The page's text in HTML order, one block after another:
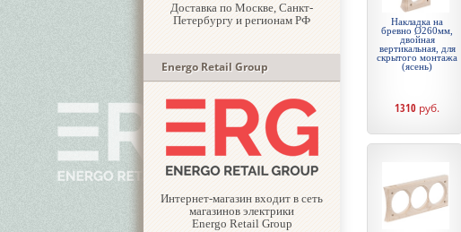
Доставка по Москве, Санкт-
Петербургу и регионам РФ
Energo Retail Group
Интернет-магазин входит в сеть
магазинов электрики
Energo Retail Group
Накладка на
бревно Ø260мм,
двойная
вертикальная, для
скрытого монтажа
(ясень)
1310 руб.